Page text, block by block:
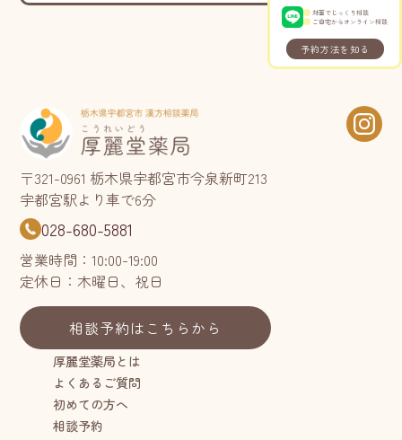
対面でじっくり相談
ご自宅からオンライン相談
予約方法を知る
〒321-0961 栃木県宇都宮市今泉新町213
宇都宮駅より車で6分
028-680-5881
営業時間：10:00-19:00
定休日：木曜日、祝日
相談予約はこちらから
厚麗堂薬局とは
よくあるご質問
初めての方へ
相談予約